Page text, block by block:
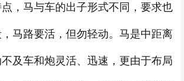
，马与车的出子形式不同，要求也
马路要活，但勿轻动。马是中距离
及车和炮灵活、迅速，更由于布局